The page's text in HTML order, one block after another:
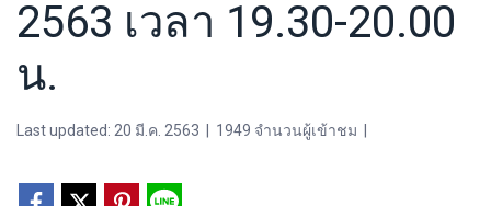
2563 เวลา 19.30-20.00
น.
Last updated: 20 มี.ค. 2563 1949 จำนวนผู้เข้าชม